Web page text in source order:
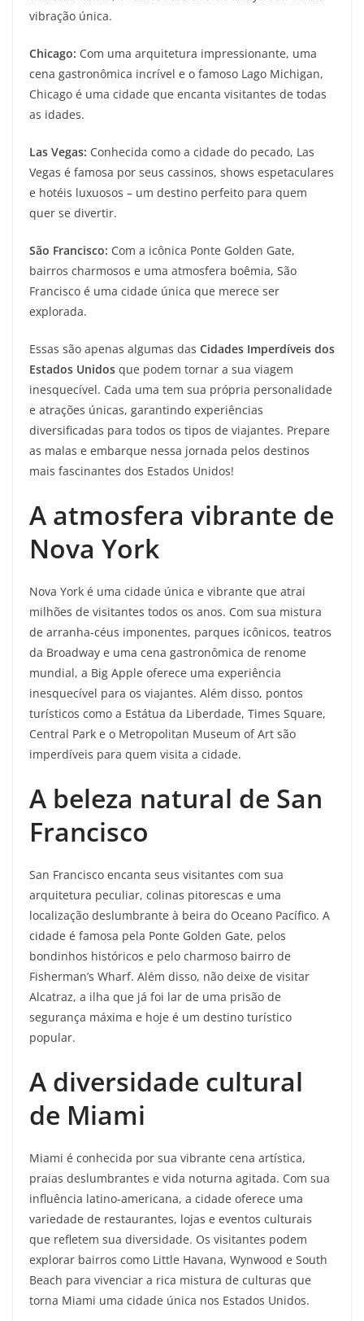
vibração única.
Chicago: Com uma arquitetura impressionante, uma
cena gastronômica incrível e o famoso Lago Michigan,
Chicago é uma cidade que encanta visitantes de todas
as idades.
Las Vegas: Conhecida como a cidade do pecado, Las
Vegas é famosa por seus cassinos, shows espetaculares
e hotéis luxuosos – um destino perfeito para quem
quer se divertir.
São Francisco: Com a icônica Ponte Golden Gate,
bairros charmosos e uma atmosfera boêmia, São
Francisco é uma cidade única que merece ser
explorada.
Essas são apenas algumas das Cidades Imperdíveis dos
Estados Unidos que podem tornar a sua viagem
inesquecível. Cada uma tem sua própria personalidade
e atrações únicas, garantindo experiências
diversificadas para todos os tipos de viajantes. Prepare
as malas e embarque nessa jornada pelos destinos
mais fascinantes dos Estados Unidos!
A atmosfera vibrante de
Nova York
Nova York é uma cidade única e vibrante que atrai
milhões de visitantes todos os anos. Com sua mistura
de arranha-céus imponentes, parques icônicos, teatros
da Broadway e uma cena gastronômica de renome
mundial, a Big Apple oferece uma experiência
inesquecível para os viajantes. Além disso, pontos
turísticos como a Estátua da Liberdade, Times Square,
Central Park e o Metropolitan Museum of Art são
imperdíveis para quem visita a cidade.
A beleza natural de San
Francisco
San Francisco encanta seus visitantes com sua
arquitetura peculiar, colinas pitorescas e uma
localização deslumbrante à beira do Oceano Pacífico. A
cidade é famosa pela Ponte Golden Gate, pelos
bondinhos históricos e pelo charmoso bairro de
Fisherman’s Wharf. Além disso, não deixe de visitar
Alcatraz, a ilha que já foi lar de uma prisão de
segurança máxima e hoje é um destino turístico
popular.
A diversidade cultural
de Miami
Miami é conhecida por sua vibrante cena artística,
praias deslumbrantes e vida noturna agitada. Com sua
influência latino-americana, a cidade oferece uma
variedade de restaurantes, lojas e eventos culturais
que refletem sua diversidade. Os visitantes podem
explorar bairros como Little Havana, Wynwood e South
Beach para vivenciar a rica mistura de culturas que
torna Miami uma cidade única nos Estados Unidos.